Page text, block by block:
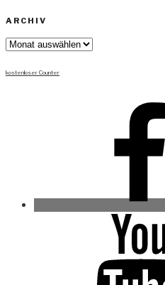
ARCHIV
Archiv
kostenloser Counter